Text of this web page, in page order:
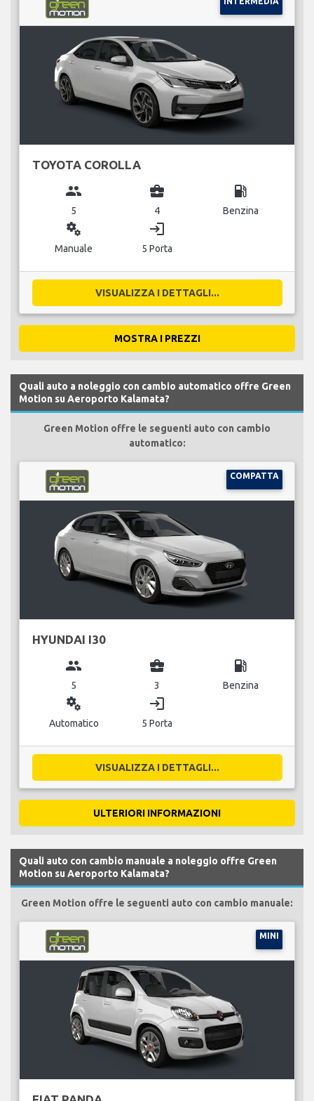
TOYOTA COROLLA
group
5
business_center
4
local_gas_station
Benzina
miscellaneous_services
Manuale
login
5 Porta
VISUALIZZA I DETTAGLI...
MOSTRA I PREZZI
Quali auto a noleggio con cambio automatico offre Green
Motion su Aeroporto Kalamata?
Green Motion offre le seguenti auto con cambio
automatico:
COMPATTA
HYUNDAI I30
group
5
business_center
3
local_gas_station
Benzina
miscellaneous_services
Automatico
login
5 Porta
VISUALIZZA I DETTAGLI...
ULTERIORI INFORMAZIONI
Quali auto con cambio manuale a noleggio offre Green
Motion su Aeroporto Kalamata?
Green Motion offre le seguenti auto con cambio manuale:
MINI